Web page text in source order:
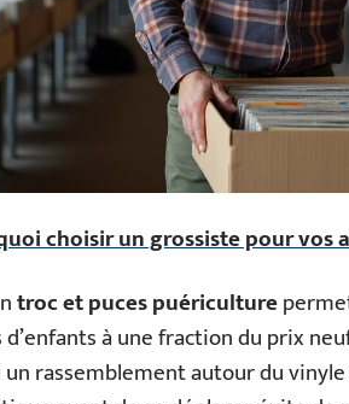
choisir un grossiste pour vos
troc et puces puériculture
à une fraction du prix
rassemblement autour du